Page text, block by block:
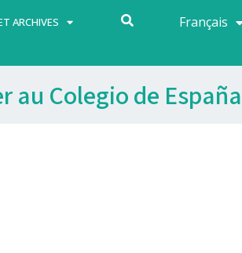
ARCHIVES Français
Español
au Colegio de España